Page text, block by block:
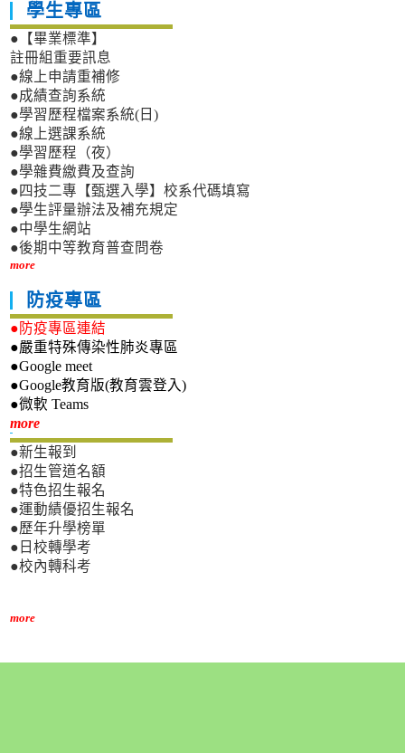
學生專區
●【畢業標準】
註冊組重要訊息
●線上申請重補修
●成績查詢系統
●學習歷程檔案系統(日)
●線上選課系統
●學習歷程（夜）
●學雜費繳費及查詢
●四技二專【甄選入學】校系代碼填寫
●學生評量辦法及補充規定
●中學生網站
●後期中等教育普查問卷
more
防疫專區
●防疫專區連結
●嚴重特殊傳染性肺炎專區
●Google meet
●Google教育版(教育雲登入)
●微軟 Teams
more新生專區
●新生報到
●招生管道名額
●特色招生報名
●運動績優招生報名
●歷年升學榜單
●日校轉學考
●校內轉科考
more